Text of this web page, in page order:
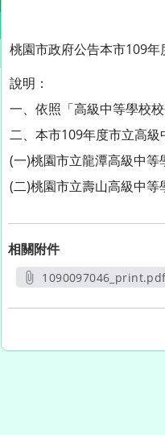
桃園市政府公告本市109年
說明：
一、依照「高級中等學校
二、本市109年度市立高級
(一)桃園市立龍潭高級中等
(二)桃園市立壽山高級中等
相關附件